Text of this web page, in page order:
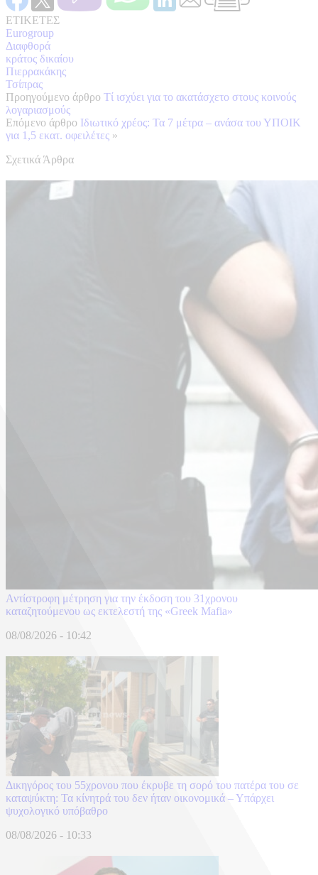
ΕΤΙΚΕΤΕΣ
Eurogroup
Διαφθορά
κράτος δικαίου
Πιερρακάκης
Τσίπρας
Προηγούμενο άρθρο Τί ισχύει για το ακατάσχετο στους κοινούς
λογαριασμούς
Επόμενο άρθρο Ιδιωτικό χρέος: Τα 7 μέτρα – ανάσα του ΥΠΟΙΚ
για 1,5 εκατ. οφειλέτες »
Σχετικά Άρθρα
Αντίστροφη μέτρηση για την έκδοση του 31χρονου
καταζητούμενου ως εκτελεστή της «Greek Mafia»
08/08/2026 - 10:42
Δικηγόρος του 55χρονου που έκρυβε τη σορό του πατέρα του σε
καταψύκτη: Τα κίνητρά του δεν ήταν οικονομικά – Υπάρχει
ψυχολογικό υπόβαθρο
08/08/2026 - 10:33